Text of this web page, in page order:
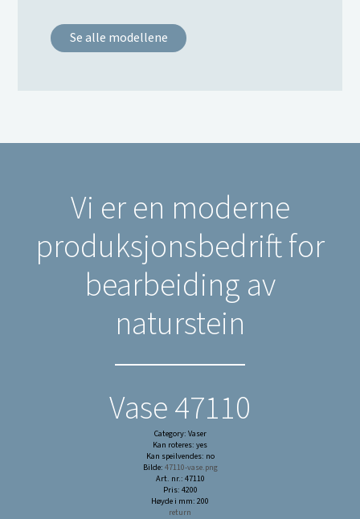
Se alle modellene
Vi er en moderne
produksjonsbedrift for
bearbeiding av
naturstein
Vase 47110
Category: Vaser
Kan roteres: yes
Kan speilvendes: no
Bilde: 47110-vase.png
Art. nr.: 47110
Pris: 4200
Høyde i mm: 200
return